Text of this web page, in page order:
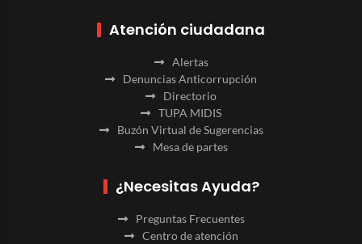
Atención ciudadana
Alertas
Denuncias Anticorrupción
Directorio
TUPA MIDIS
Buzón Virtual de Sugerencias
Mesa de partes
¿Necesitas Ayuda?
Preguntas Frecuentes
Centro de atención